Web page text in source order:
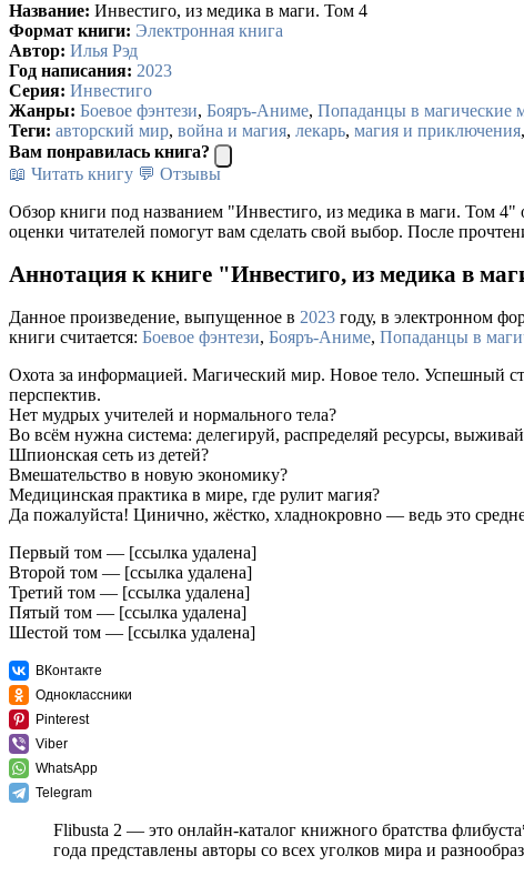
Название: Инвестиго, из медика в маги. Том 4
Формат книги: Электронная книга
Автор: Илья Рэд
Год написания: 2023
Серия: Инвестиго
Жанры: Боевое фэнтези, Бояръ-Аниме, Попаданцы в магические
Теги: авторский мир, война и магия, лекарь, магия и приключения,
Вам понравилась книга?
📖 Читать книгу 💬 Отзывы
Обзор книги под названием "Инвестиго, из медика в маги. Том 4"
оценки читателей помогут вам сделать свой выбор. После
Аннотация к книге "Инвестиго, из медика в
Данное произведение, выпущенное в 2023 году, в электронном
книги считается: Боевое фэнтези, Бояръ-Аниме, Попаданцы в
Охота за информацией. Магический мир. Новое тело. Успешный
перспектив.
Нет мудрых учителей и нормального тела?
Во всём нужна система: делегируй, распределяй ресурсы,
Шпионская сеть из детей?
Вмешательство в новую экономику?
Медицинская практика в мире, где рулит магия?
Да пожалуйста! Цинично, жёстко, хладнокровно — ведь это
Первый том — [ссылка удалена]
Второй том — [ссылка удалена]
Третий том — [ссылка удалена]
Пятый том — [ссылка удалена]
Шестой том — [ссылка удалена]
ВКонтакте
Одноклассники
Pinterest
Viber
WhatsApp
Telegram
Flibusta 2 — это онлайн-каталог книжного братства флибуста
года представлены авторы со всех уголков мира и